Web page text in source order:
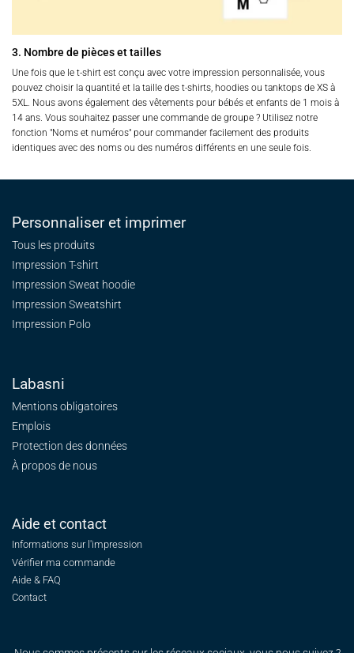
3. Nombre de pièces et tailles
Une fois que le t-shirt est conçu avec votre impression personnalisée, vous
pouvez choisir la quantité et la taille des t-shirts, hoodies ou tanktops de XS à
5XL. Nous avons également des vêtements pour bébés et enfants de 1 mois à
14 ans. Vous souhaitez passer une commande de groupe ? Utilisez notre
fonction "Noms et numéros" pour commander facilement des produits
identiques avec des noms ou des numéros différents en une seule fois.
Personnaliser et imprimer
Tous les produits
Impression T-shirt
Impression Sweat hoodie
Impression Sweatshirt
Impression Polo
Labasni
Mentions obligatoires
Emplois
Protection des données
À propos de nous
Aide et contact
Informations sur l'impression
Vérifier ma commande
Aide & FAQ
Contact